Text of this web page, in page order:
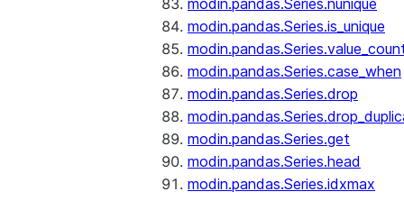
modin.pandas.Series.nunique
modin.pandas.Series.is_unique
modin.pandas.Series.case_when
modin.pandas.Series.drop
modin.pandas.Series.get
modin.pandas.Series.head
modin.pandas.Series.idxmax